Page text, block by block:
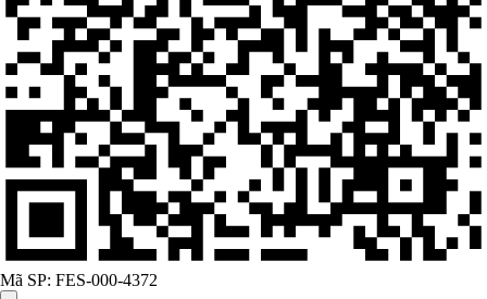
Mã SP: FES-000-4372